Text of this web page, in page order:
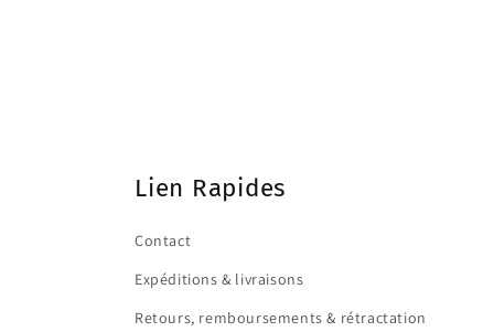
Lien Rapides
Contact
Expéditions & livraisons
Retours, remboursements & rétractation